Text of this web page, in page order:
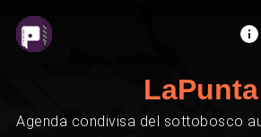
LaPunta
Agenda condivisa del sottobosco